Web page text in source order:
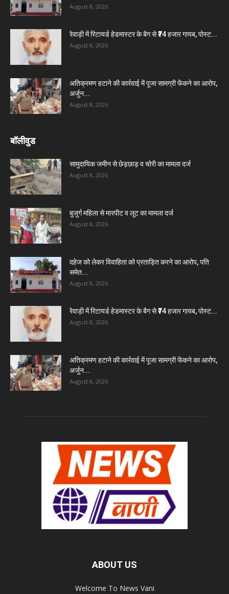
August 8, 2026
रेवाड़ी में रिटायर्ड हेडमास्टर के बैग से ₹74 हजार गायब, पोस्ट...
August 8, 2026
अतिक्रमण हटाने की कार्रवाई में पूजा सामग्री फेंकने का आरोप,
अर्जुन...
August 8, 2026
बॉलीवुड
सामुदायिक जमीन से छेड़छाड़ व चोरी का मामला दर्ज
August 8, 2026
बुजुर्ग महिला से मारपीट व लूट का मामला दर्ज
August 8, 2026
दहेज को लेकर विवाहिता को प्रताड़ित करने का आरोप, पति
समेत...
August 8, 2026
रेवाड़ी में रिटायर्ड हेडमास्टर के बैग से ₹74 हजार गायब, पोस्ट...
August 8, 2026
अतिक्रमण हटाने की कार्रवाई में पूजा सामग्री फेंकने का आरोप,
अर्जुन...
August 8, 2026
ABOUT US
Welcome To News Vani